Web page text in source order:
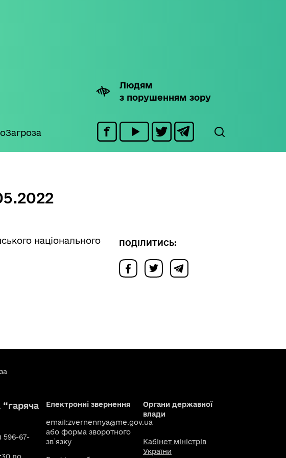
Людям
з порушенням зору
національного
ПОДІЛИТИСЬ:
596-67-
Електронні звернення
email:zvernennya@me.gov.ua
або форма зворотного
зв`язку
Органи державної
влади
Кабінет міністрів
України